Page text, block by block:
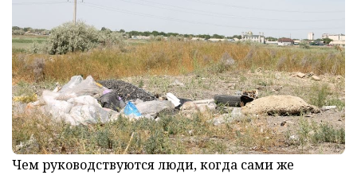
Чем руководствуются люди, когда сами же